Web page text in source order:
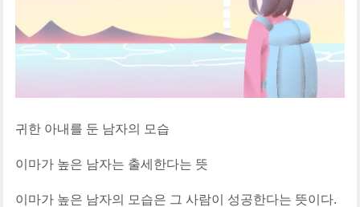
귀한 아내를 둔 남자의 모습
이마가 높은 남자는 출세한다는 뜻
이마가 높은 남자의 모습은 그 사람이 성공한다는 뜻이다.